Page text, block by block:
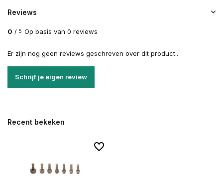
Reviews
0 / 5 Op basis van 0 reviews
Er zijn nog geen reviews geschreven over dit product..
Schrijf je eigen review
Recent bekeken